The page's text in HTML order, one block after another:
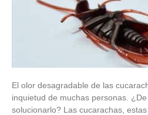
El olor desagradable de las
inquietud de muchas personas.
solucionarlo? Las cucarachas,